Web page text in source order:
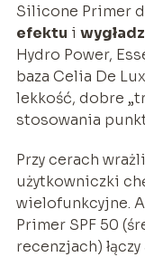
Silicone Primer
efektu i
Hydro Power,
baza Celia De
lekkość, dobre
stosowania
Przy cerach
użytkowniczki
wielofunkcyjne.
Primer SPF 50
recenzjach) łączy